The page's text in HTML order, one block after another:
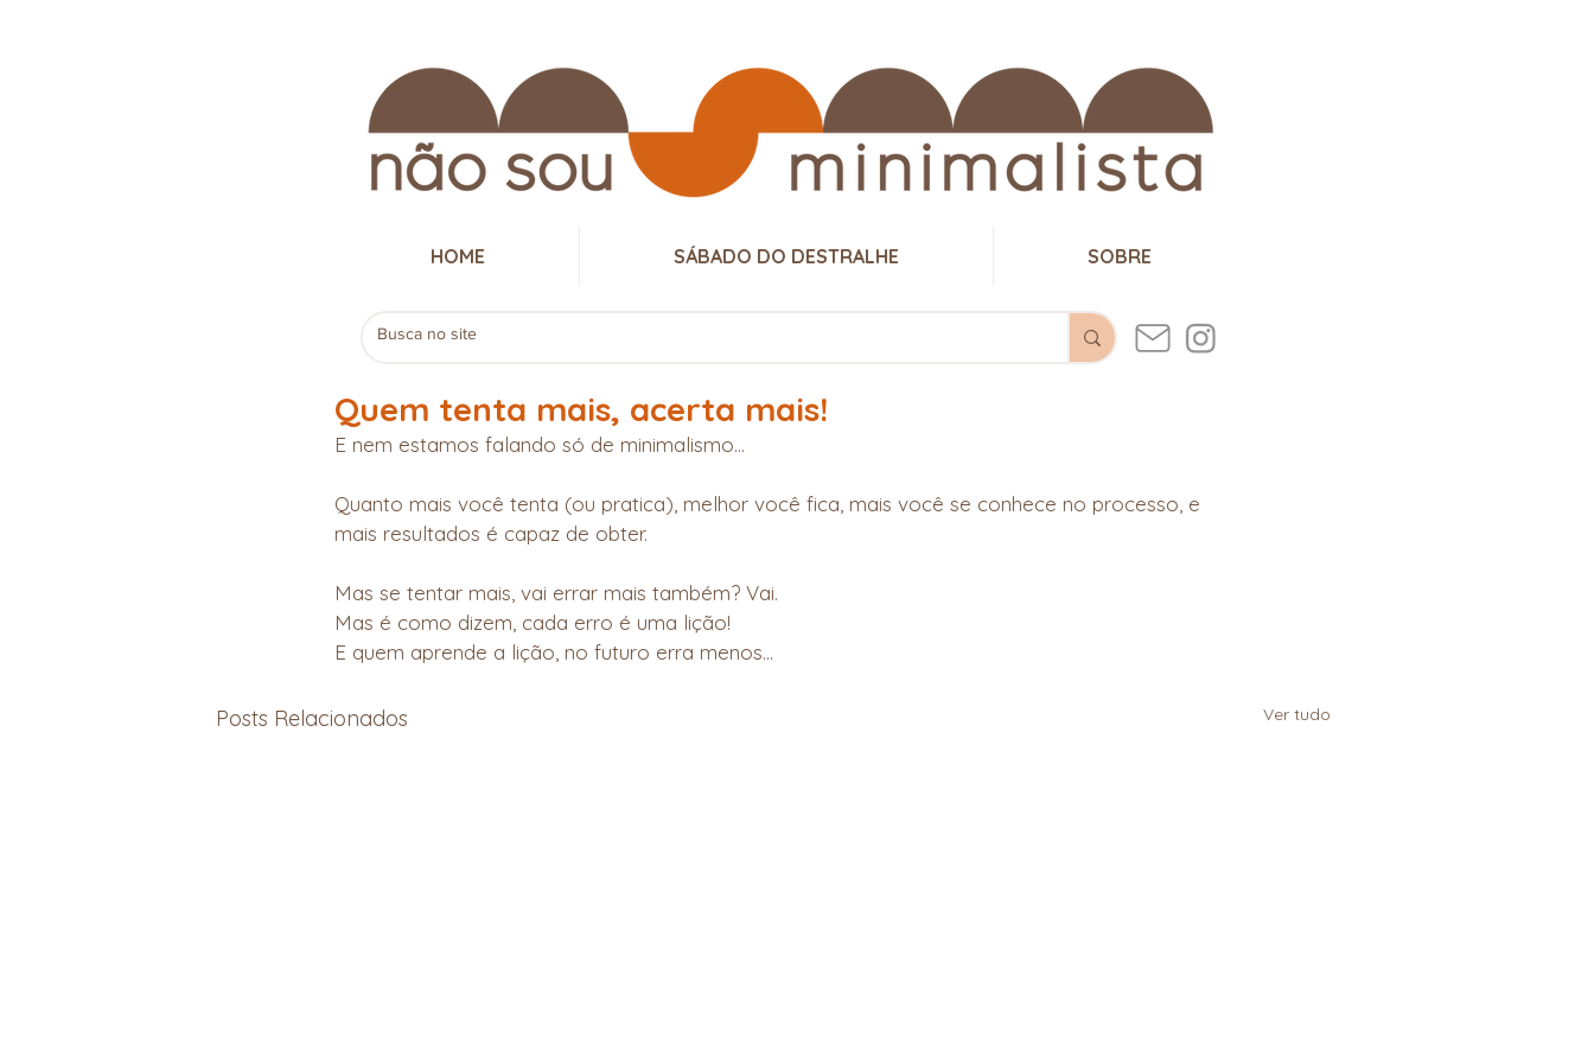
HOME SÁBADO DO DESTRALHE SOBRE
Quem tenta mais, acerta mais!
E nem estamos falando só de minimalismo...
Quanto mais você tenta (ou pratica), melhor você fica, mais você se conhece no processo, e
mais resultados é capaz de obter.
Mas se tentar mais, vai errar mais também? Vai.
Mas é como dizem, cada erro é uma lição!
E quem aprende a lição, no futuro erra menos...
Posts Relacionados Ver tudo